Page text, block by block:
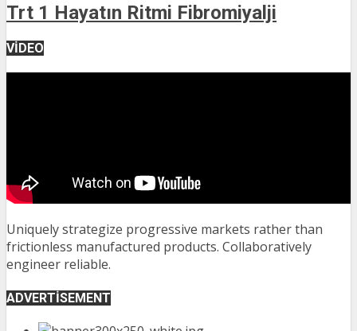
Trt 1 Hayatın Ritmi Fibromiyalji
VIDEO
Uniquely strategize progressive markets rather than
frictionless manufactured products. Collaboratively
engineer reliable.
ADVERTISEMENT